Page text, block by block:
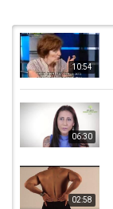
10:54
06:30
02:58